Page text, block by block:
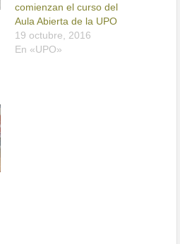
comienzan el curso del
Aula Abierta de la UPO
19 octubre, 2016
En «UPO»